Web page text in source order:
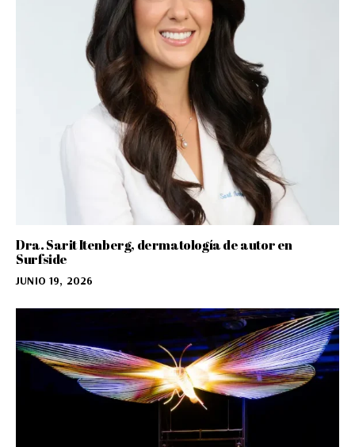
Dra. Sarit Itenberg, dermatología de autor en
Surfside
JUNIO 19, 2026